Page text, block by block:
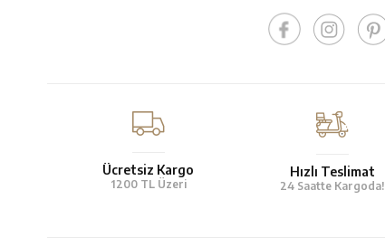
Ücretsiz Kargo
1200 TL Üzeri
Hızlı Teslimat
24 Saatte Kargoda!